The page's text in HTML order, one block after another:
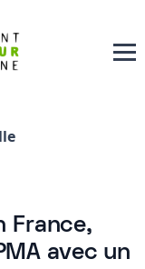
France,
avec un